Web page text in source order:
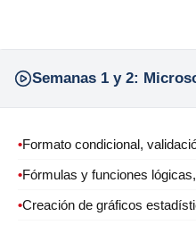
Semanas 1 y 2:
•Formato condicional,
•Fórmulas y funciones
•Creación de gráficos